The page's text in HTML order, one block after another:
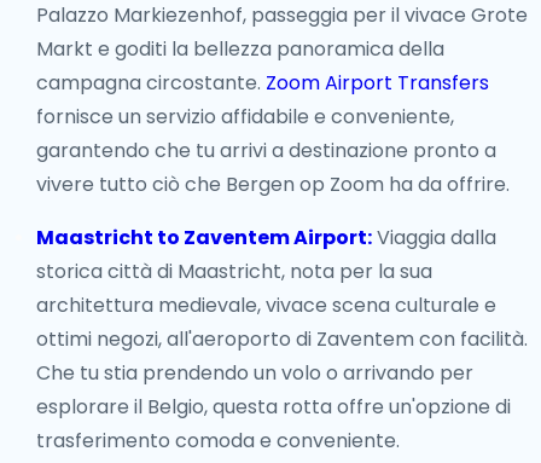
Palazzo Markiezenhof, passeggia per il vivace Grote
Markt e goditi la bellezza panoramica della
campagna circostante. Zoom Airport Transfers
fornisce un servizio affidabile e conveniente,
garantendo che tu arrivi a destinazione pronto a
vivere tutto ciò che Bergen op Zoom ha da offrire.
Maastricht to Zaventem Airport:Viaggia dalla
storica città di Maastricht, nota per la sua
architettura medievale, vivace scena culturale e
ottimi negozi, all'aeroporto di Zaventem con facilità.
Che tu stia prendendo un volo o arrivando per
esplorare il Belgio, questa rotta offre un'opzione di
trasferimento comoda e conveniente.